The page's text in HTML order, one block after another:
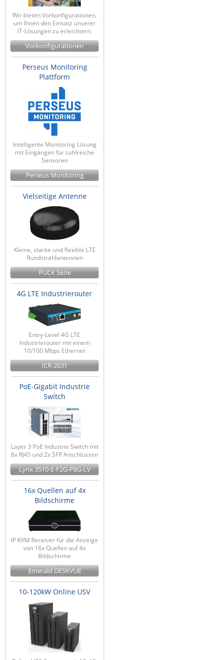
Wir bieten Vorkonfigurationen,
um Ihnen den Einsatz unserer
IT-Lösungen zu erleichtern.
Vorkonfigurationen
Perseus Monitoring
Plattform
Intelligente Monitoring Lösung
mit Eingängen für zahlreiche
Sensoren
Perseus Monitoring
Vielseitige Antenne
Kleine, starke und flexible LTE
Rundstrahlantennen
PUCK Serie
4G LTE Industrierouter
Entry-Level 4G LTE
Industrierouter mit einem
10/100 Mbps Ethernet
ICR-2031
PoE-Gigabit Industrie
Switch
Layer 3 PoE Industrie Switch mit
8x RJ45 und 2x SFP Anschlüssen
Lynx 3510-E-F2G-P8G-LV
16x Quellen auf 4x
Bildschirme
IP KVM Receiver für die Anzeige
von 16x Quellen auf 4x
Bildschirme
Emerald DESKVUE
10-120kW Online USV